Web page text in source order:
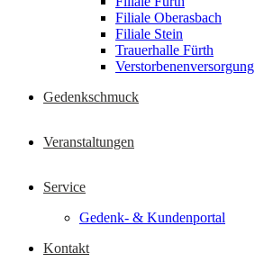
Filiale Oberasbach
Filiale Stein
Trauerhalle Fürth
Verstorbenenversorgung
Gedenkschmuck
Veranstaltungen
Service
Gedenk- & Kundenportal
Kontakt